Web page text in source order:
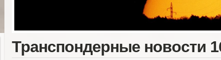
Транспондерные новости